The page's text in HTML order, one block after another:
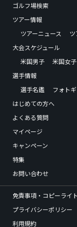
ゴルフ場検索
ツアー情報
ツアーニュース
大会スケジュール
米国男子
米国女子
選手情報
選手名鑑
フォト
はじめての方へ
よくある質問
マイページ
キャンペーン
特集
お問い合わせ
免責事項・コピーライト
プライバシーポリシー
利用規約